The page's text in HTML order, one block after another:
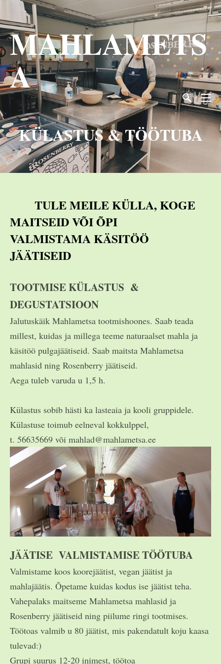
MAHLAMETS
A
KÜLASTUS & TÖÖTUBA
TULE MEILE KÜLLA, KOGE
MAITSEID VÕI ÕPI
VALMISTAMA KÄSITÖÖ
JÄÄTISEID
TOOTMISE KÜLASTUS &
DEGUSTATSIOON
Jalutuskäik Mahlametsa tootmishoones. Saab teada
millest, kuidas ja millega teeme naturaalset mahla ja
käsitöö pulgajäätiseid. Saab maitsta Mahlametsa
mahlasid ning Rosenberry jäätiseid.
Aega tuleb varuda u 1,5 h.
Külastus sobib hästi ka lasteaia ja kooli gruppidele.
Külastuse toimub eelneval kokkulppel,
t. 56635669 või mahlad@mahlametsa.ee
JÄÄTISE VALMISTAMISE TÖÖTUBA
Valmistame koos koorejäätist, vegan jäätist ja
mahlajäätis. Õpetame kuidas kodus ise jäätist teha.
Vahepalaks maitseme Mahlametsa mahlasid ja
Rosenberry jäätiseid ning piilume ringi tootmises.
Töötoas valmib u 80 jäätist, mis pakendatult koju kaasa
tulevad:)
Grupi suurus 12-20 inimest, töötoa